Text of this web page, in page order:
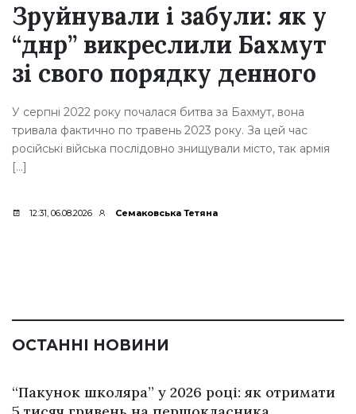
як у
Бахмут
денного
за Бахмут, вона
року. За цей час
місто, так армія
Проєкт житла
бахмутян у
Кропивницькому
просувається:
зараз
ОСТАННІ НОВИНИ
“Пакунок школяра” у 2026 році: як отримати